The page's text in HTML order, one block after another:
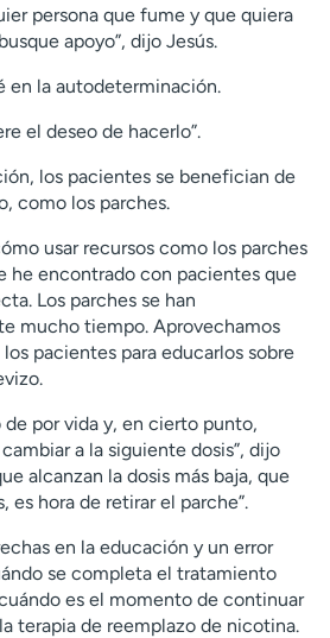
persona que fume y que quiera
apoyo”, dijo Jesús.
en la autodeterminación.
el deseo de hacerlo”.
los pacientes se benefician de
como los parches.
usar recursos como los parches
he encontrado con pacientes que
Los parches se han
mucho tiempo. Aprovechamos
pacientes para educarlos sobre
por vida y, en cierto punto,
a la siguiente dosis”, dijo
alcanzan la dosis más baja, que
es hora de retirar el parche”.
en la educación y un error
se completa el tratamiento
es el momento de continuar
terapia de reemplazo de nicotina.